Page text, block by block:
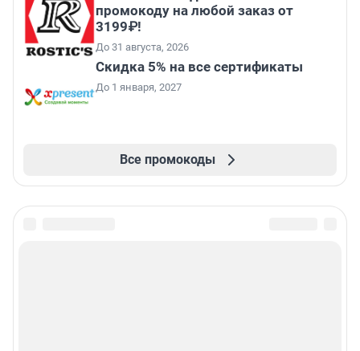
промокоду на любой заказ от
3199₽!
До 31 августа, 2026
Скидка 5% на все сертификаты
До 1 января, 2027
Все промокоды